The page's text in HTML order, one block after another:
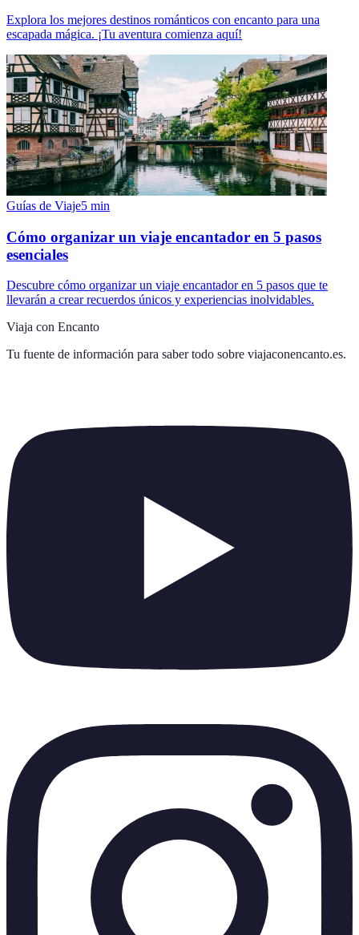
Explora los mejores destinos románticos con encanto para una
escapada mágica. ¡Tu aventura comienza aquí!
Guías de Viaje5 min
Cómo organizar un viaje encantador en 5 pasos
esenciales
Descubre cómo organizar un viaje encantador en 5 pasos que te
llevarán a crear recuerdos únicos y experiencias inolvidables.
Viaja con Encanto
Tu fuente de información para saber todo sobre viajaconencanto.es.